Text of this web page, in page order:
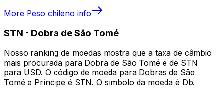
More Peso chileno info
STN - Dobra de São Tomé
Nosso ranking de moedas mostra que a taxa de câmbio
mais procurada para Dobra de São Tomé é de STN
para USD. O código de moeda para Dobras de São
Tomé e Príncipe é STN. O símbolo da moeda é Db.